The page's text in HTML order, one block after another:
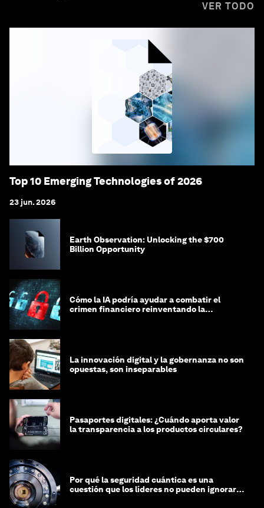
VER TODO
Top 10 Emerging Technologies of 2026
23 jun. 2026
Earth Observation: Unlocking the $700
Billion Opportunity
Cómo la IA podría ayudar a combatir el
crimen financiero reinventando la
La innovación digital y la gobernanza no son
opuestas, son inseparables
Pasaportes digitales: ¿Cuándo aporta valor
la transparencia a los productos circulares?
Por qué la seguridad cuántica es una
cuestión que los líderes no pueden ignorar